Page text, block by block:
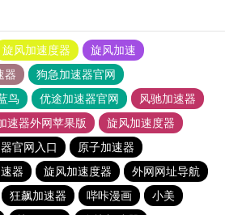
旋风加速度器
旋风加速
器
狗急加速器官网
鸟 优途加速器官网
风驰加速器
速器外网苹果版
旋风加速度器
官网入口
原子加速器
器 旋风加速度器
外网网址导航
狂飙加速器 哔咔漫画
小美